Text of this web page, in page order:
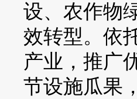
设、农作物
效转型。依
产业，推广
节设施瓜果